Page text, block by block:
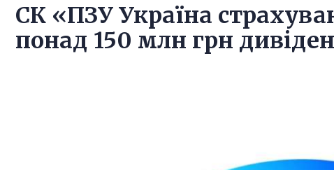
СК «ПЗУ Україна
понад 150 млн грн